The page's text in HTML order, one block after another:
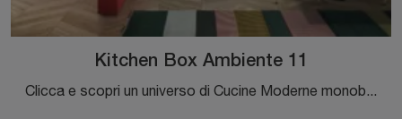
Kitchen Box Ambiente 11
Clicca e scopri un universo di Cucine Moderne monoblocco salvaspazio: la cucina Kitchen Box Ambiente 11 Clei in laccato opaco ti sta aspettando!